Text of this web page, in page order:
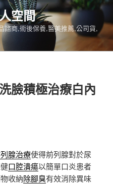
空間
諮商,術後保養,醫美推薦,公司貨,
臉積極治療白內
腺治療使得前列腺對於尿
口腔潰瘍以簡單口炎患者
收納除腳臭有效消除異味